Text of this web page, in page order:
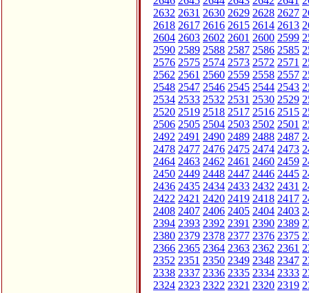
2632 2631 2630 2629 2628 2627
2618 2617 2616 2615 2614 2613
2604 2603 2602 2601 2600 2599
2590 2589 2588 2587 2586 2585
2576 2575 2574 2573 2572 2571
2562 2561 2560 2559 2558 2557
2548 2547 2546 2545 2544 2543
2534 2533 2532 2531 2530 2529
2520 2519 2518 2517 2516 2515
2506 2505 2504 2503 2502 2501
2492 2491 2490 2489 2488 2487
2478 2477 2476 2475 2474 2473
2464 2463 2462 2461 2460 2459
2450 2449 2448 2447 2446 2445
2436 2435 2434 2433 2432 2431
2422 2421 2420 2419 2418 2417
2408 2407 2406 2405 2404 2403
2394 2393 2392 2391 2390 2389
2380 2379 2378 2377 2376 2375
2366 2365 2364 2363 2362 2361
2352 2351 2350 2349 2348 2347
2338 2337 2336 2335 2334 2333
2324 2323 2322 2321 2320 2319